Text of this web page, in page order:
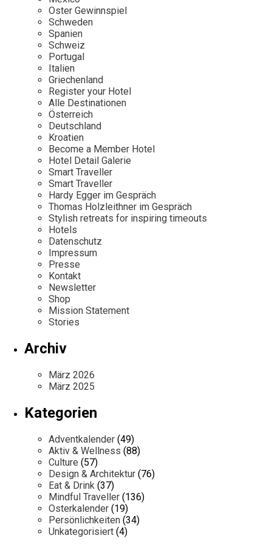
Mexico
Niederlande
Österreich
Portugal
Schweden
Spanien
Schweiz
Persönlichkeiten
Our Story
Career
Kontakt
Impressum
Oster Gewinnspiel
Schweden
Spanien
Schweiz
Portugal
Italien
Griechenland
Register your Hotel
Alle Destinationen
Österreich
Deutschland
Kroatien
Become a Member Hotel
Hotel Detail Galerie
Smart Traveller
Smart Traveller
Hardy Egger im Gespräch
Thomas Holzleithner im Gespräch
Stylish retreats for inspiring timeouts
Hotels
Datenschutz
Impressum
Presse
Kontakt
Newsletter
Shop
Mission Statement
Stories
Archiv
März 2026
März 2025
Kategorien
Adventkalender (49)
Aktiv & Wellness (88)
Culture (57)
Design & Architektur (76)
Eat & Drink (37)
Mindful Traveller (136)
Osterkalender (19)
Persönlichkeiten (34)
Unkategorisiert (4)